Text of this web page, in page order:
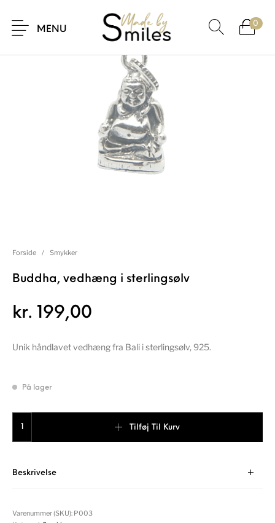
MENU
0
Forside / Smykker
Buddha, vedhæng i sterlingsølv
kr. 199,00
Unik håndlavet vedhæng fra Bali i sterlingsølv, 925.
På lager
Tilføj Til Kurv
Beskrivelse
Varenummer (SKU): P003